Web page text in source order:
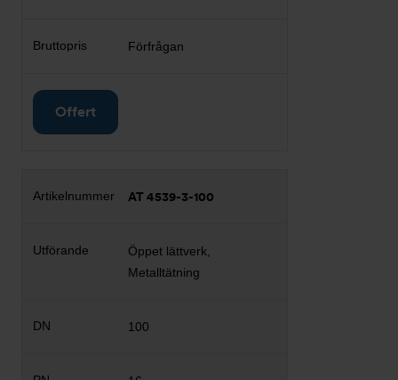
Förfrågan
Offert
AT 4539-3-100
Öppet lättverk,
Metalltätning
100